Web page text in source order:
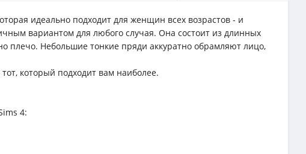
идеально подходит для женщин всех возрастов - и
вариантом для любого случая. Она состоит из длинных
плечо. Небольшие тонкие пряди аккуратно обрамляют лицо,
который подходит вам наиболее.
4: